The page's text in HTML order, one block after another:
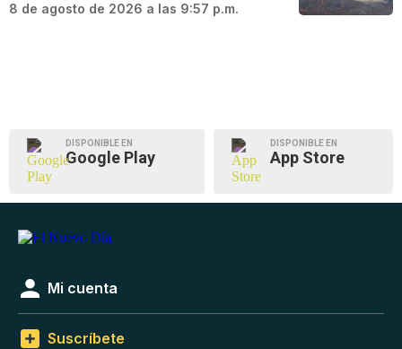
8 de agosto de 2026 a las 9:57 p.m.
DISPONIBLE EN
Google Play
DISPONIBLE EN
App Store
Mi cuenta
Suscríbete